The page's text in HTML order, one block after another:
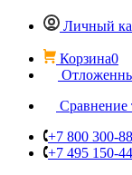
Личный
Корзина0
Сравнение
+7 800 300-
+7 495 150-